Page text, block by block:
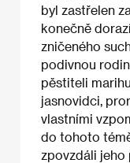
byl zastřelen
konečně
zničeného
podivnou
pěstiteli
jasnovidci,
vlastními
do tohoto
zpovzdáli jeho